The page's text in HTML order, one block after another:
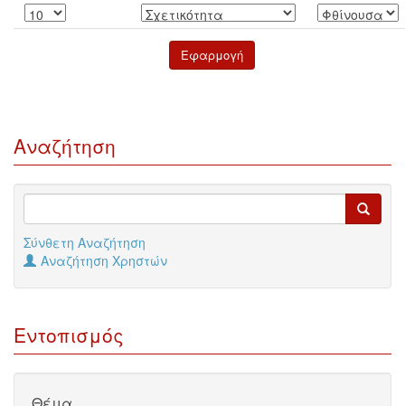
Αναζήτηση
Σύνθετη Αναζήτηση
Αναζήτηση Χρηστών
Εντοπισμός